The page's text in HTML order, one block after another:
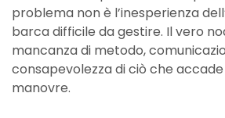
problema non è l’inesperienza
barca difficile da gestire. Il vero
mancanza di metodo,
consapevolezza di ciò che
manovre.